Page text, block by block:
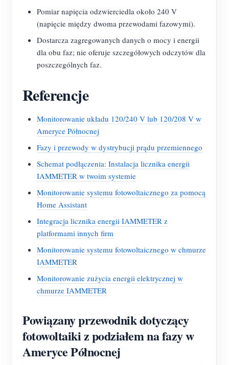
Pomiar napięcia odzwierciedla około 240 V
(napięcie między dwoma przewodami fazowymi).
Dostarcza zagregowanych danych o mocy i energii
dla obu faz; nie oferuje szczegółowych odczytów dla
poszczególnych faz.
Referencje
Monitorowanie układu 120/240 V lub 120/208 V w
Ameryce Północnej
Fazy i przewody w dystrybucji prądu przemiennego
Schemat podłączenia: Instalacja licznika energii
IAMMETER w twoim systemie
Monitorowanie systemu fotowoltaicznego za pomocą
Home Assistant
Integracja licznika energii IAMMETER z
platformami innych firm
Monitorowanie systemu fotowoltaicznego w chmurze
IAMMETER
Monitorowanie zużycia energii elektrycznej w
chmurze IAMMETER
Powiązany przewodnik dotyczący
fotowoltaiki z podziałem na fazy w
Ameryce Północnej